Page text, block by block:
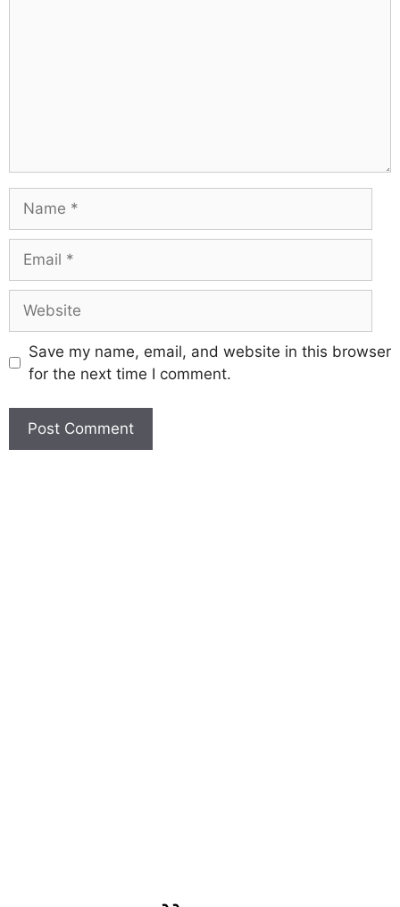
Save my name, email, and website in this browser
for the next time I comment.